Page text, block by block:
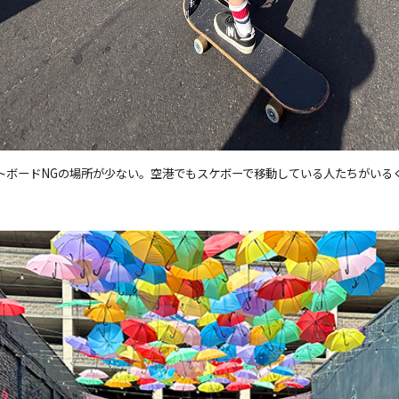
ボードNGの場所が少ない。空港でもスケボーで移動している人たちがいる